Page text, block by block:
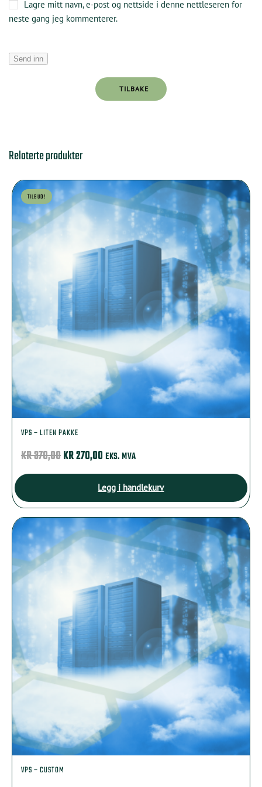
Lagre mitt navn, e-post og nettside i denne nettleseren for
neste gang jeg kommenterer.
TILBAKE
Relaterte produkter
TILBUD!
VPS – LITEN PAKKE
KR370,00OPPRINNELIG
PRIS
KR 370,00.
KR270,00NÅVÆRENDE
PRIS
ER:
KR 270,00.
EKS. MVA
Legg i handlekurv
VPS – CUSTOM